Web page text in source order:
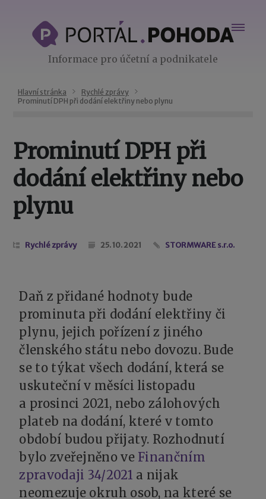
Informace pro účetní a podnikatele
Hlavní stránka
Rychlé zprávy
Prominutí DPH při dodání elektřiny nebo plynu
Prominutí DPH při
dodání elektřiny nebo
plynu
Rychlé zprávy 25. 10. 2021 STORMWARE s.r.o.
Daň z přidané hodnoty bude
prominuta při dodání elektřiny či
plynu, jejich pořízení z jiného
členského státu nebo dovozu. Bude
se to týkat všech dodání, která se
uskuteční v měsíci listopadu
a prosinci 2021, nebo zálohových
plateb na dodání, které v tomto
období budou přijaty. Rozhodnutí
bylo zveřejněno ve Finančním
zpravodaji 34/2021 a nijak
neomezuje okruh osob, na které se